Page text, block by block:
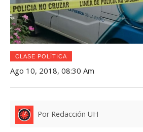
CLASE POLÍTICA
Ago 10, 2018, 08:30 Am
Por Redacción UH